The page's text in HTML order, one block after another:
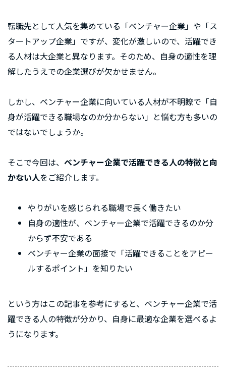
転職先として人気を集めている「ベンチャー企業」や「ス
タートアップ企業」ですが、変化が激しいので、活躍でき
る人材は大企業と異なります。そのため、自身の適性を理
解したうえでの企業選びが欠かせません。
しかし、ベンチャー企業に向いている人材が不明瞭で「自
身が活躍できる職場なのか分からない」と悩む方も多いの
ではないでしょうか。
そこで今回は、 ベンチャー企業で活躍できる人の特徴と向
かない人をご紹介します。
やりがいを感じられる職場で長く働きたい
自身の適性が、ベンチャー企業で活躍できるのか分
からず不安である
ベンチャー企業の面接で「活躍できることをアピー
ルするポイント」を知りたい
という方はこの記事を参考にすると、ベンチャー企業で活
躍できる人の特徴が分かり、自身に最適な企業を選べるよ
うになります。